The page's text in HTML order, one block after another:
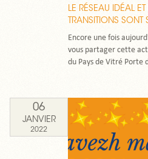
LE RÉSEAU IDÉAL
TRANSITIONS
Encore une fois
vous partager cette
du Pays de Vitré Porte
06
JANVIER
2022